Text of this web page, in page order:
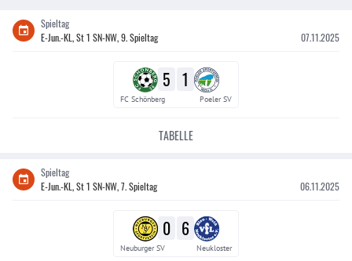
Spieltag
E-Jun.-KL, St 1 SN-NW, 9. Spieltag
07.11.2025
5 1
FC Schönberg Poeler SV
TABELLE
Spieltag
E-Jun.-KL, St 1 SN-NW, 7. Spieltag
06.11.2025
0 6
Neuburger SV Neukloster